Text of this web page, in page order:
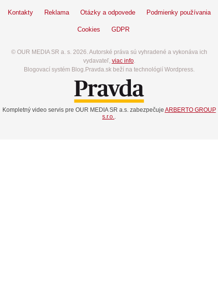
Kontakty Reklama Otázky a odpovede Podmienky používania
Cookies GDPR
© OUR MEDIA SR a. s. 2026. Autorské práva sú vyhradené a vykonáva ich
vydavateľ, viac info.
Blogovací systém Blog.Pravda.sk beží na technológií Wordpress.
Kompletný video servis pre OUR MEDIA SR a.s. zabezpečuje ARBERTO GROUP
s.r.o.